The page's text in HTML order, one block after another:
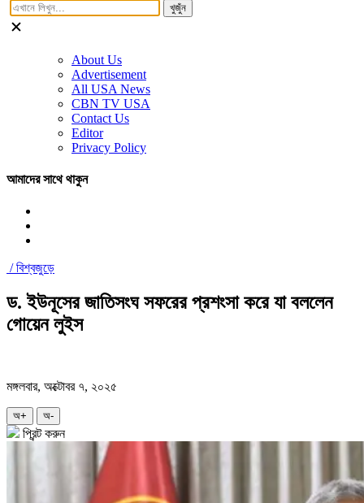
খুজুঁন
About Us
Advertisement
All USA News
CBN TV USA
Contact Us
Editor
Privacy Policy
আমাদের সাথে থাকুন
/বিশ্বজুড়ে
ড. ইউনূসের জাতিসংঘ সফরের প্রশংসা করে যা বললেন
গোয়েন লুইস
মঙ্গলবার, অক্টোবর ৭, ২০২৫
অ+ অ-
প্রিন্ট করুন